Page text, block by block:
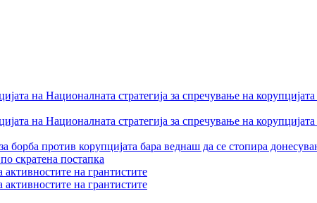
на Националната стратегија за спречување на
на Националната стратегија за спречување на
борба против корупцијата бара веднаш да се стопира
скратена постапка
на грантистите
на грантистите